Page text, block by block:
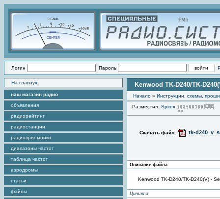
Логин Пароль
На главную
наш магазин радио
объявления
радиорейтинг
радиостанции
радиоприемники
диапазоны частот
таблица частот
аэродромы
статьи
файлы
Kenwood TK-D240/TK-
Начало » Инструкции, схемы,
Разместил: Spirex
Скачать файл: tk-
Описание файла
Kenwood TK-D240/TK-D240(V) -
Цитата